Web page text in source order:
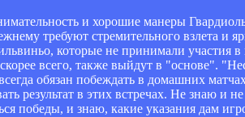
и хорошие манеры
требуют стремительного взлета и
которые не принимали участия
всего, также выйдут в "основе".
обязан побеждать в домашних
результат в этих встречах. Не знаю
победы, и знаю, какие указания дам